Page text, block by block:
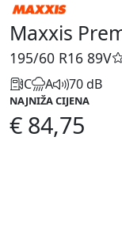
Maxxis
195/60 R16 89V
C A 70 dB
NAJNIŽA CIJENA
€ 84,75